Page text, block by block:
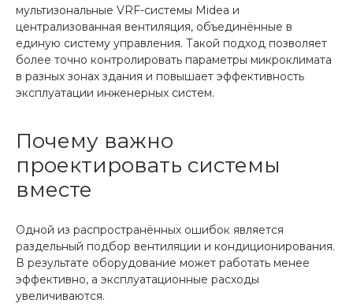
мультизональные VRF-системы Midea и
централизованная вентиляция, объединённые в
единую систему управления. Такой подход позволяет
более точно контролировать параметры микроклимата
в разных зонах здания и повышает эффективность
эксплуатации инженерных систем.
Почему важно
проектировать системы
вместе
Одной из распространённых ошибок является
раздельный подбор вентиляции и кондиционирования.
В результате оборудование может работать менее
эффективно, а эксплуатационные расходы
увеличиваются.